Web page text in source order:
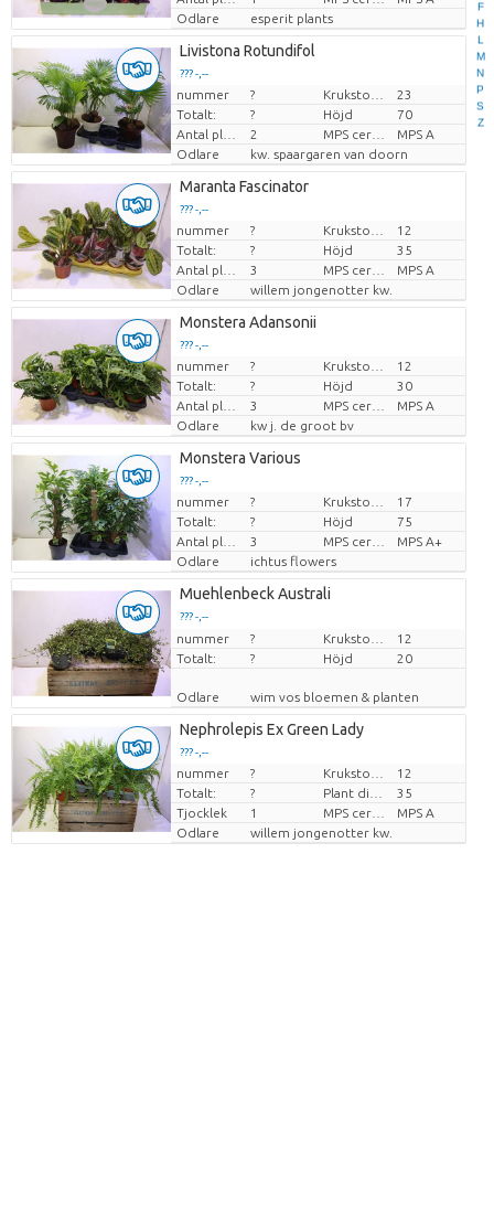
F
H
L
M
N
P
S
Z
Odlare
esperit plants
Livistona Rotundifol
??? -,--
Pris per enhet
nummer ?
23
Totalt:
? Höjd
70
2
MPS A
Odlare
kw. spaargaren van doorn
Maranta Fascinator
??? -,--
Pris per enhet
nummer ?
12
Totalt:
? Höjd
35
3
MPS A
Odlare
willem jongenotter kw.
Monstera Adansonii
??? -,--
Pris per enhet
nummer ?
12
Totalt:
? Höjd
30
3
MPS A
Odlare
kw j. de groot bv
Monstera Various
??? -,--
Pris per enhet
nummer ?
17
Totalt:
? Höjd
75
3
MPS A+
Odlare
ichtus flowers
Muehlenbeck Australi
??? -,--
Pris per enhet
nummer ?
12
Totalt:
? Höjd 20
Odlare wim vos bloemen & planten
Nephrolepis Ex Green Lady
??? -,--
Pris per enhet
nummer ?
12
Totalt:
?
35
Tjocklek
1
MPS A
Odlare
willem jongenotter kw.